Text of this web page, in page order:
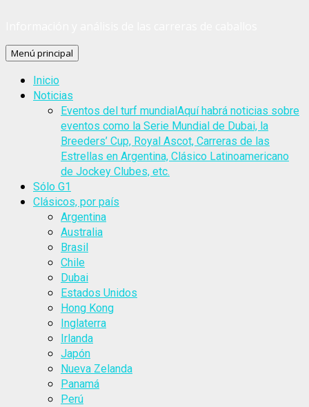
Menú principal
Inicio
Noticias
Eventos del turf mundialAquí habrá noticias sobre
eventos como la Serie Mundial de Dubai, la
Breeders’ Cup, Royal Ascot, Carreras de las
Estrellas en Argentina, Clásico Latinoamericano
de Jockey Clubes, etc.
Sólo G1
Clásicos, por país
Argentina
Australia
Brasil
Chile
Dubai
Estados Unidos
Hong Kong
Inglaterra
Irlanda
Japón
Nueva Zelanda
Panamá
Perú